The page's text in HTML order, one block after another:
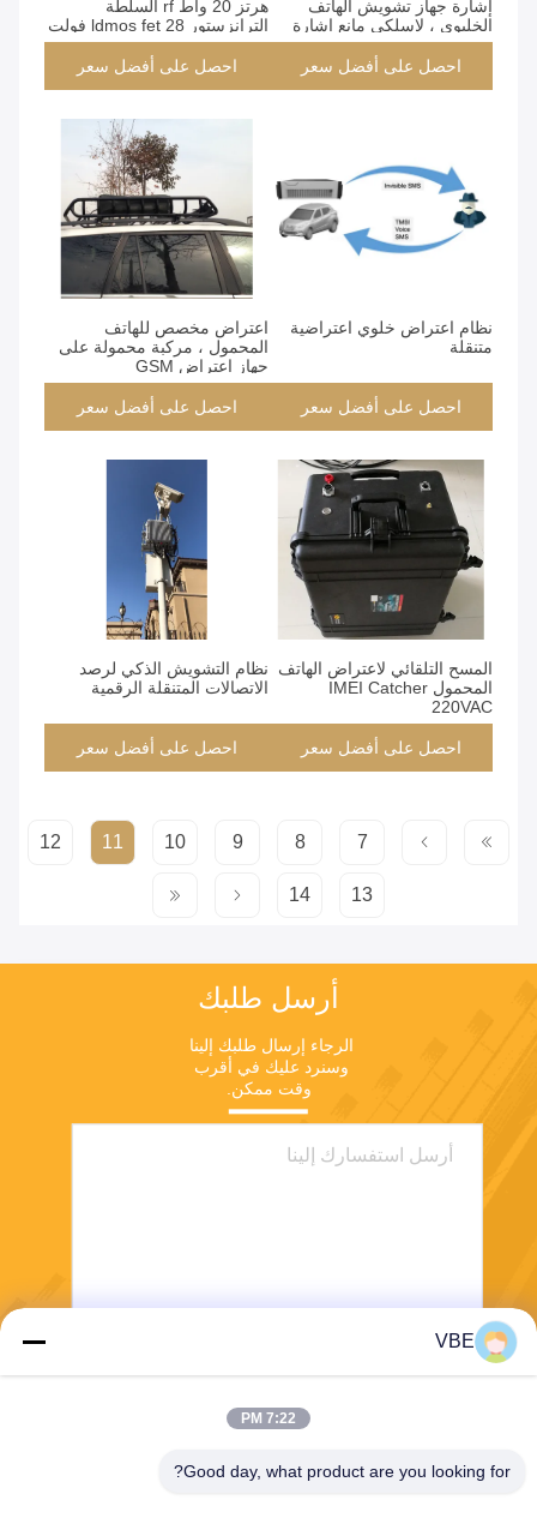
إشارة جهاز تشويش الهاتف
الخليوي ، لاسلكي مانع إشارة
المحمول 18W RF الطاقة
احصل على أفضل سعر
هرتز 20 واط rf السلطة
الترانزستور ldmos fet 28 فولت
واسعة النطاق ldmos
الترانزستور ، الترانزستورات
احصل على أفضل سعر
نظام اعتراض خلوي اعتراضية
متنقلة
احصل على أفضل سعر
اعتراض مخصص للهاتف
المحمول ، مركبة محمولة على
جهاز اعتراض GSM
احصل على أفضل سعر
المسح التلقائي لاعتراض الهاتف
المحمول IMEI Catcher
220VAC
احصل على أفضل سعر
نظام التشويش الذكي لرصد
الاتصالات المتنقلة الرقمية
احصل على أفضل سعر
7
8
9
10
11
12
13
14
أرسل طلبك
وقت ممكن.
VBE
7:22 PM
Good day, what product are you looking for?